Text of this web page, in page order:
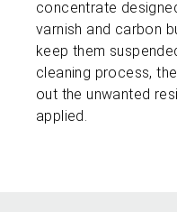
concentrate
varnish and carbon
keep them
cleaning process,
out the unwanted
applied.